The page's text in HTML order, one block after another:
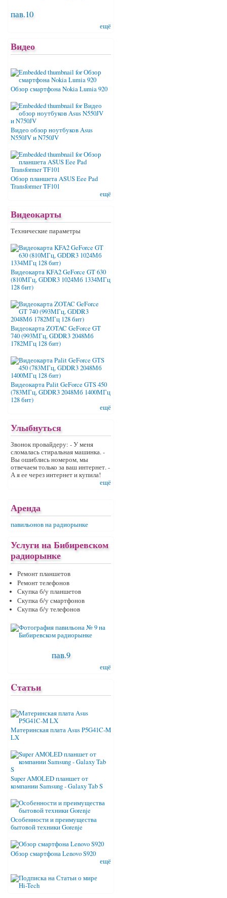
пав.10
ещё
Видео
Обзор смартфона Nokia Lumia 920
Видео обзор ноутбуков Asus
N550JV и N750JV
Обзор планшета ASUS Eee Pad
Transformer TF101
ещё
Видеокарты
Технические параметры
Видеокарта KFA2 GeForce GT 630
(810МГц, GDDR3 1024Мб 1334МГц
128 бит)
Видеокарта ZOTAC GeForce GT
740 (993МГц, GDDR3 2048Мб
1782МГц 128 бит)
Видеокарта Palit GeForce GTS 450
(783МГц, GDDR3 2048Мб 1400МГц
128 бит)
ещё
Улыбнуться
Звонок провайдеру: - У меня
сломалась стиральная машинка. -
Вы ошиблись номером, мы
отвечаем только за ваш интернет. -
А я ее через интернет и купила!
ещё
Аренда
павильонов на радиорынке
Услуги на Бибиревском
радиорынке
Ремонт планшетов
Ремонт телефонов
Скупка б/у планшетов
Скупка б/у смартфонов
Скупка б/у телефонов
пав.9
ещё
Cтатьи
Материнская плата Asus P5G41C-M
LX
Super AMOLED планшет от
компании Samsung - Galaxy Tab S
Особенности и преимущества
бытовой техники Gorenje
Обзор смартфона Lenovo S920
ещё